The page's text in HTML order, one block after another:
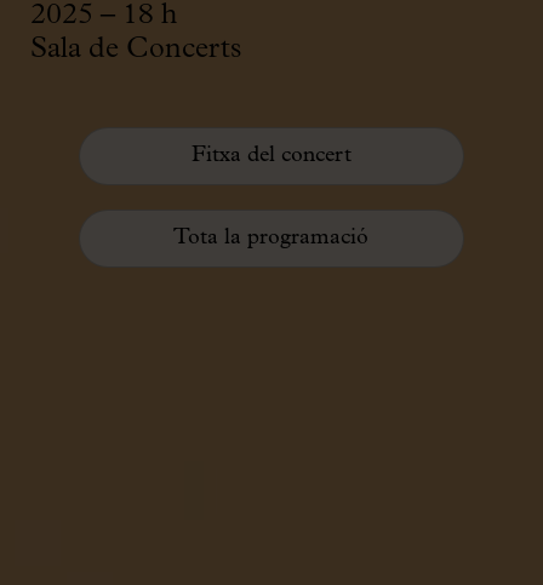
2025 – 18 h
Sala de Concerts
Fitxa del concert
Tota la programació